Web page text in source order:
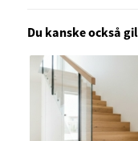
Du kanske också